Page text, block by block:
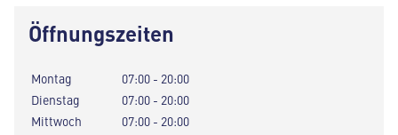
Öffnungszeiten
Montag
07:00 - 20:00
Dienstag
07:00 - 20:00
Mittwoch
07:00 - 20:00